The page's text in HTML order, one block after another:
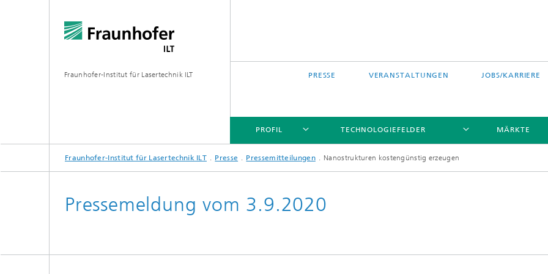
Fraunhofer-Institut für Lasertechnik ILT PRESSE VERANSTALTUNGEN JOBS/KARRIERE
PROFIL
PROFIL
TECHNOLOGIEFELDER
TECHNOLOGIEFELDER
MÄRKTE
MÄRKTE
PROJEKTE
MEDIATHEK
Fraunhofer-Institut für Lasertechnik ILT Presse Pressemitteilungen Nanostrukturen kostengünstig erzeugen
Pressemeldung vom 3.9.2020